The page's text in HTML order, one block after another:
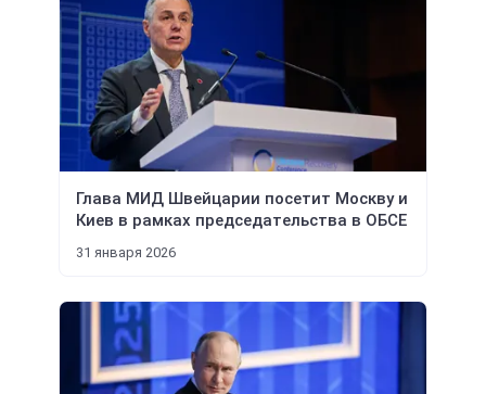
Глава МИД Швейцарии посетит Москву и
Киев в рамках председательства в ОБСЕ
31 января 2026